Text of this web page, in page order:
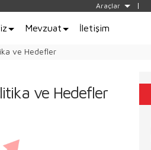
Araçlar
Mevzuat İletişim
ve Hedefler
ve Hedefler